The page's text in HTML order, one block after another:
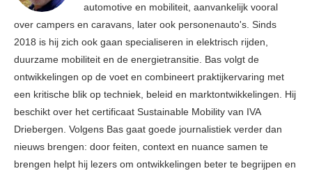
automotive en mobiliteit, aanvankelijk vooral
over campers en caravans, later ook personenauto's. Sinds
2018 is hij zich ook gaan specialiseren in elektrisch rijden,
duurzame mobiliteit en de energietransitie. Bas volgt de
ontwikkelingen op de voet en combineert praktijkervaring met
een kritische blik op techniek, beleid en marktontwikkelingen. Hij
beschikt over het certificaat Sustainable Mobility van IVA
Driebergen. Volgens Bas gaat goede journalistiek verder dan
nieuws brengen: door feiten, context en nuance samen te
brengen helpt hij lezers om ontwikkelingen beter te begrijpen en